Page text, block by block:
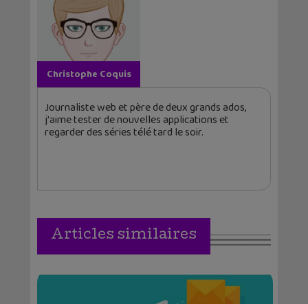
Christophe Coquis
Journaliste web et père de deux grands ados,
j'aime tester de nouvelles applications et
regarder des séries télé tard le soir.
Articles similaires